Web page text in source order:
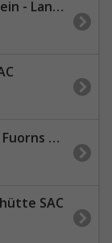
Mittagsplatte
- Lukmanier Pass
SAC